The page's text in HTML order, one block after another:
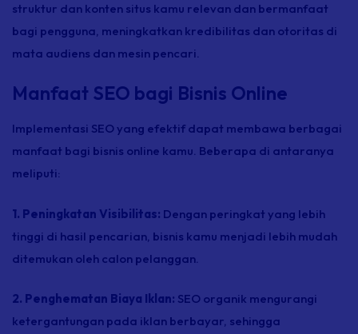
struktur dan konten situs kamu relevan dan bermanfaat
bagi pengguna, meningkatkan kredibilitas dan otoritas di
mata audiens dan mesin pencari.
Manfaat SEO bagi Bisnis Online
Implementasi SEO yang efektif dapat membawa berbagai
manfaat bagi bisnis online kamu. Beberapa di antaranya
meliputi:
1. Peningkatan Visibilitas: Dengan peringkat yang lebih
tinggi di hasil pencarian, bisnis kamu menjadi lebih mudah
ditemukan oleh calon pelanggan.
2. Penghematan Biaya Iklan: SEO organik mengurangi
ketergantungan pada iklan berbayar, sehingga